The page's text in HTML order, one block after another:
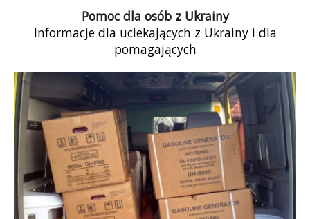
Pomoc dla osób z Ukrainy
Informacje dla uciekających z Ukrainy i dla
pomagających